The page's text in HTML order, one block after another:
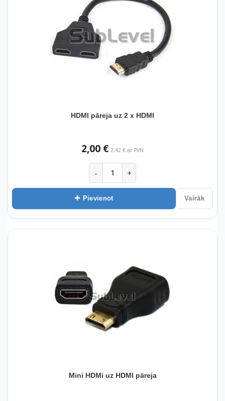
HDMI pāreja uz 2 x HDMI
2,00 € 2,42 € ar PVN
- +
Pievienot Vairāk
Mini HDMi uz HDMI pāreja